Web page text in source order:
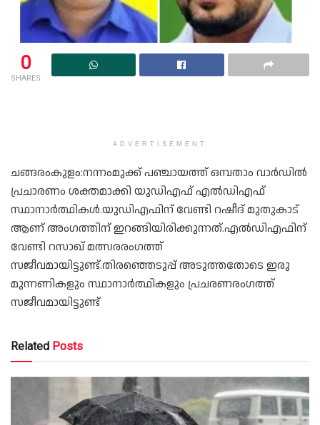
0
SHARES
ADVERTISEMENT
ചങ്ങരംകുളം:നന്നംമുക്ക് പഞ്ചായത്ത് ഒമ്പതാം വാര്‍ഡില്‍
പ്രചാരണം ശക്തമാക്കി യുഡിഎഫ് എല്‍ഡിഎഫ്
സ്ഥാനാര്‍ത്ഥികള്‍.യുഡിഎഫിന് വേണ്ടി റഷീദ് മുതുകാട്
ആണ് അംഗത്തിന് ഇറങ്ങിയിരിക്കുന്നത്.എല്‍ഡിഎഫിന്
വേണ്ടി റസാഖ് മത്സരരംഗത്ത്
സജീവമായിട്ടുണ്ട്.തിരഞ്ഞെടുപ്പ് അടുത്തതോടെ ഇരു
മുന്നണികളും സ്ഥാനാര്‍ത്ഥികളും പ്രചരണരംഗത്ത്
സജീവമായിട്ടുണ്ട്
Related Posts